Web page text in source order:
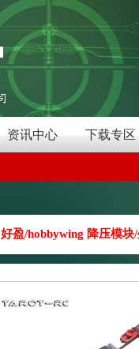
资讯中心 下载专区
好盈/hobbywing 降压模块